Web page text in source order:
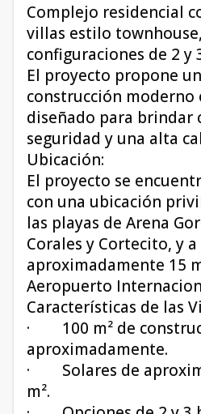
Complejo residencial
villas estilo
configuraciones de 2 y
El proyecto propone
construcción moderno
diseñado para brindar
seguridad y una alta
Ubicación:
El proyecto se
con una ubicación
las playas de Arena
Corales y Cortecito, y a
aproximadamente 15
Aeropuerto
Características de las
· 100 m² de
aproximadamente.
· Solares de
m².